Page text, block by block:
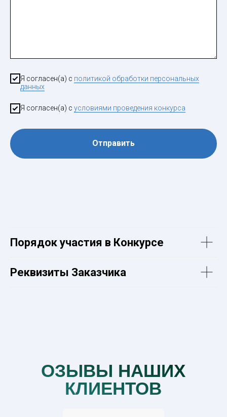
Я согласен(а) с политикой обработки персональных
данных
Я согласен(а) с условиями проведения конкурса
Отправить
Порядок участия в Конкурсе
Реквизиты Заказчика
ОЗЫВЫ НАШИХ
КЛИЕНТОВ